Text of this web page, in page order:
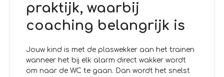
praktijk, waarbij
coaching belangrijk is
Jouw kind is met de plaswekker aan het trainen
wanneer het bij elk alarm direct wakker wordt
om naar de WC te gaan. Dan wordt het snelst